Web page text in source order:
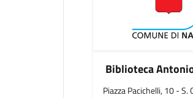
Biblioteca
Piazza Pacichelli, 10 - S.